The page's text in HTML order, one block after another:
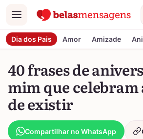
Menu
Dia dos Pais Amor Amizade
40 frases de
mim que celebram
de existir
Compartilhar no WhatsApp